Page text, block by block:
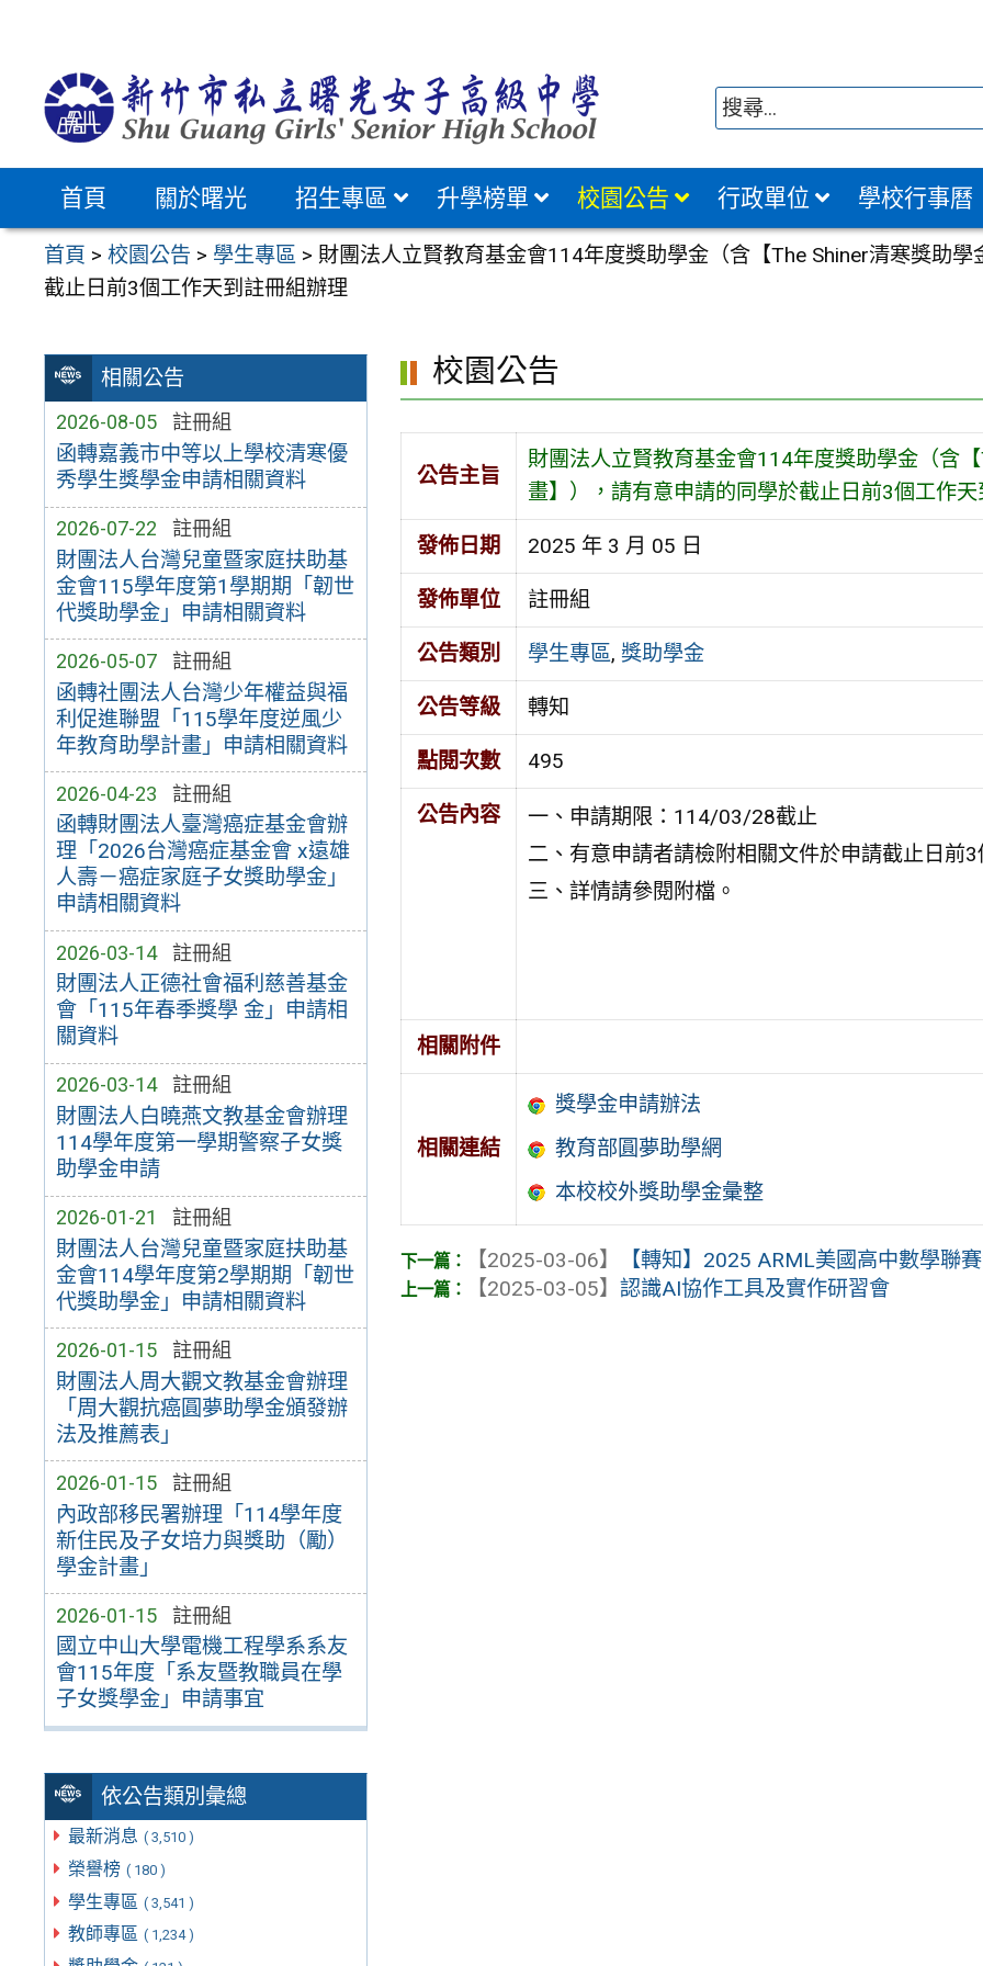
首頁 關於曙光 招生專區 升學榜單 校園公告 行政單位 學校行事曆
首頁 >校園公告 > 學生專區 > 財團法人立賢教育基金會114年度獎助學金（含【The Shiner清寒獎助
截止日前3個工作天到註冊組辦理
相關公告
2026-08-05 註冊組
函轉嘉義市中等以上學校清寒優
秀學生獎學金申請相關資料
2026-07-22 註冊組
財團法人台灣兒童暨家庭扶助基
金會115學年度第1學期期「韌世
代獎助學金」申請相關資料
2026-05-07 註冊組
函轉社團法人台灣少年權益與福
利促進聯盟「115學年度逆風少
年教育助學計畫」申請相關資料
2026-04-23 註冊組
函轉財團法人臺灣癌症基金會辦
理「2026台灣癌症基金會 x遠雄
人壽－癌症家庭子女獎助學金」
申請相關資料
2026-03-14 註冊組
財團法人正德社會福利慈善基金
會「115年春季獎學 金」申請相
關資料
2026-03-14 註冊組
財團法人白曉燕文教基金會辦理
114學年度第一學期警察子女獎
助學金申請
2026-01-21 註冊組
財團法人台灣兒童暨家庭扶助基
金會114學年度第2學期期「韌世
代獎助學金」申請相關資料
2026-01-15 註冊組
財團法人周大觀文教基金會辦理
「周大觀抗癌圓夢助學金頒發辦
法及推薦表」
2026-01-15 註冊組
內政部移民署辦理「114學年度
新住民及子女培力與獎助（勵）
學金計畫」
2026-01-15 註冊組
國立中山大學電機工程學系系友
會115年度「系友暨教職員在學
子女獎學金」申請事宜
依公告類別彙總
最新消息 ( 3,510 )
榮譽榜 ( 180 )
學生專區 ( 3,541 )
教師專區 ( 1,234 )
校園公告
公告主旨
財團法人立賢教育基金會114年度獎助學金（含
畫】），請有意申請的同學於截止日前3個工作
發佈日期 2025 年 3 月 05 日
發佈單位 註冊組
公告類別 學生專區, 獎助學金
公告等級 轉知
點閱次數 495
公告內容
一、申請期限：114/03/28截止
二、有意申請者請檢附相關文件於申請截止日前
三、詳情請參閱附檔。
相關附件
相關連結
獎學金申請辦法
教育部圓夢助學網
本校校外獎助學金彙整
【2025-03-06】
【轉知】2025 ARML美國高中數學聯
【2025-03-05】認識AI協作工具及實作研習會